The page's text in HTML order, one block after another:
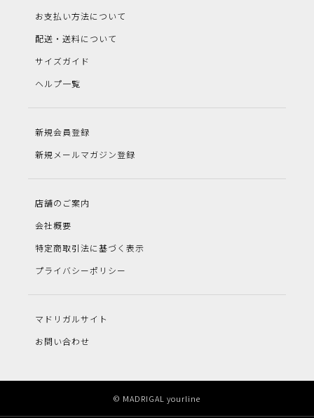
お支払い方法について
配送・送料について
サイズガイド
ヘルプ一覧
新規会員登録
新規メールマガジン登録
店舗のご案内
会社概要
特定商取引法に基づく表示
プライバシーポリシー
マドリガルサイト
お問い合わせ
© MADRIGAL yourline